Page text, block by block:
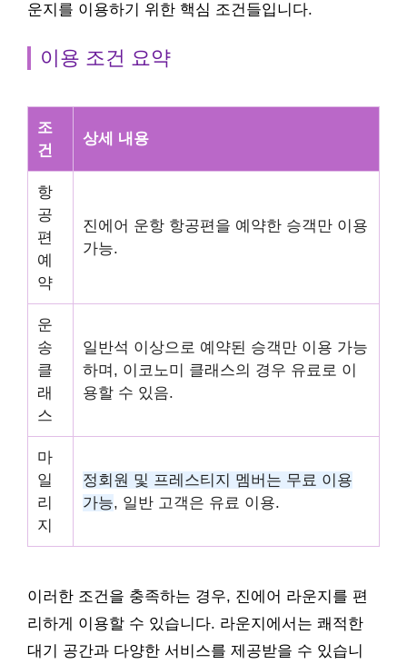
운지를 이용하기 위한 핵심 조건들입니다.
이용 조건 요약
조
건
상세 내용
항
공
편
예
약
진에어 운항 항공편을 예약한 승객만 이용
가능.
운
송
클
래
스
일반석 이상으로 예약된 승객만 이용 가능
하며, 이코노미 클래스의 경우 유료로 이
용할 수 있음.
마
일
리
지
정회원 및 프레스티지 멤버는 무료 이용
가능, 일반 고객은 유료 이용.
이러한 조건을 충족하는 경우, 진에어 라운지를 편
리하게 이용할 수 있습니다. 라운지에서는 쾌적한
대기 공간과 다양한 서비스를 제공받을 수 있습니